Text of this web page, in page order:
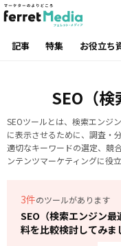
記事 特集 お役立ち
SEO（検
SEOツールとは、検索エンジ
に表示させるために、調査・
適切なキーワードの選定、競
ンテンツマーケティングに役
3件のツールがあります
SEO（検索エンジン
料を比較検討してみま